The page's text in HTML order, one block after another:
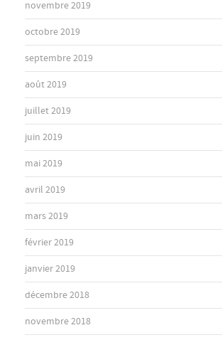
novembre 2019
octobre 2019
septembre 2019
août 2019
juillet 2019
juin 2019
mai 2019
avril 2019
mars 2019
février 2019
janvier 2019
décembre 2018
novembre 2018